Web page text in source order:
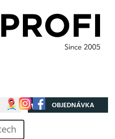
Můj účet OBJEDNÁVKA